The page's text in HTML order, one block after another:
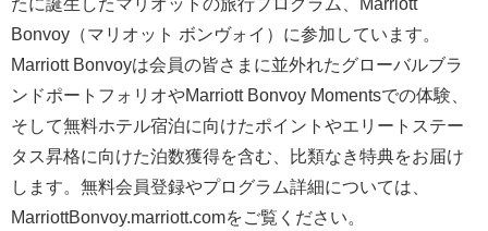
Bonvoy（マリオット ボンヴォイ）に参加しています。
Marriott Bonvoyは会員の皆さまに並外れたグローバルブラ
ンドポートフォリオやMarriott Bonvoy Momentsでの体験、
そして無料ホテル宿泊に向けたポイントやエリートステー
タス昇格に向けた泊数獲得を含む、比類なき特典をお届け
します。無料会員登録やプログラム詳細については、
MarriottBonvoy.marriott.comをご覧ください。